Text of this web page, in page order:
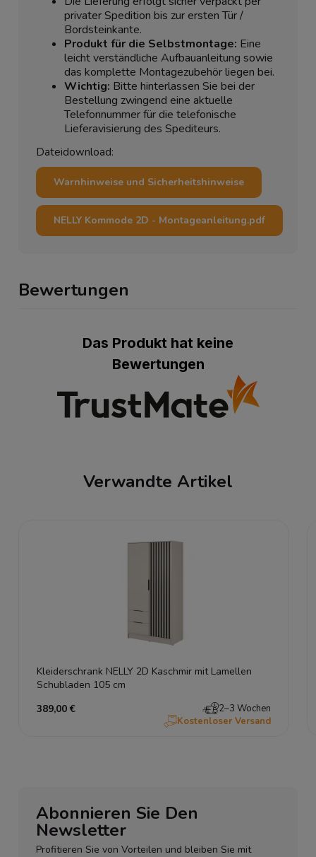
privater Spedition bis zur ersten Tür /
Bordsteinkante.
Produkt für die Selbstmontage: Eine
leicht verständliche Aufbauanleitung sowie
das komplette Montagezubehör liegen bei.
Wichtig: Bitte hinterlassen Sie bei der
Bestellung zwingend eine aktuelle
Telefonnummer für die telefonische
Lieferavisierung des Spediteurs.
Dateidownload:
Warnhinweise und Sicherheitshinweise
NELLY Kommode 2D - Montageanleitung.pdf
Bewertungen
Das Produkt hat keine
Bewertungen
Verwandte Artikel
Kleiderschrank NELLY 2D Kaschmir mit Lamellen
Schubladen 105 cm
389,00 €
2–3 Wochen
Kostenloser Versand
Abonnieren Sie Den
Newsletter
Profitieren Sie von Vorteilen und bleiben Sie mit